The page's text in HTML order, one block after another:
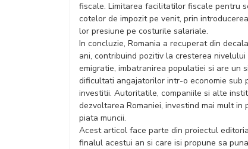
fiscale. Limitarea facilitatilor fiscale pentru
cotelor de impozit pe venit, prin
lor presiune pe costurile salariale.
In concluzie, Romania a recuperat din
ani, contribuind pozitiv la cresterea
emigratie, imbatranirea populatiei si are un
dificultati angajatorilor intr-o economie sub
investitii. Autoritatile, companiile si alte
dezvoltarea Romaniei, investind mai mult
piata muncii.
Acest articol face parte din proiectul
finalul acestui an si care isi propune sa